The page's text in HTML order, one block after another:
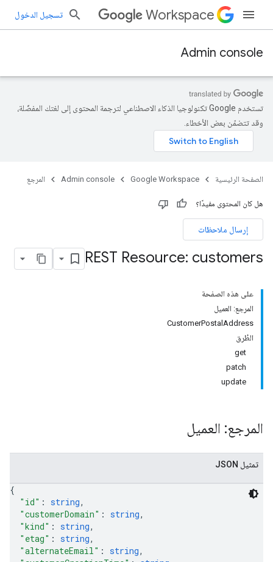
Workspace تسجيل الدخول
Admin console
تستخدم Google تكنولوجيا الذكاء الاصطناعي لترجمة المحتوى إلى لغتك المفضّلة،
وقد تتضمّن بعض الأخطاء.
الصفحة الرئيسية Google Workspace
Admin console المرجع
هل كان المحتوى مفيدًا؟
إرسال ملاحظات
REST Resource: customers
على هذه الصفحة
المرجع: العميل
CustomerPostalAddress
الطُرق
get
patch
update
المرجع: العميل
تمثيل JSON
{
"id" : string,
"customerDomain" : string,
"kind" : string,
"etag" : string,
"alternateEmail" : string,